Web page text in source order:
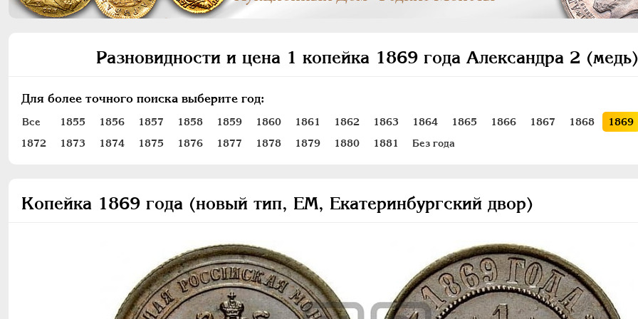
Разновидности и цена 1 копейка 1869 года Александра 2 (медь)
Для более точного поиска выберите год:
Все 1855 1856 1857 1858 1859 1860 1861 1862 1863 1864 1865 1866 1867 1868
1869
1872
1873 1874 1875 1876 1877 1878 1879 1880 1881 Без года
Копейка 1869 года (новый тип, ЕМ, Екатеринбургский двор)